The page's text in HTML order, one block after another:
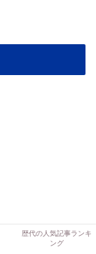
歴代の人気記事ランキ
ング